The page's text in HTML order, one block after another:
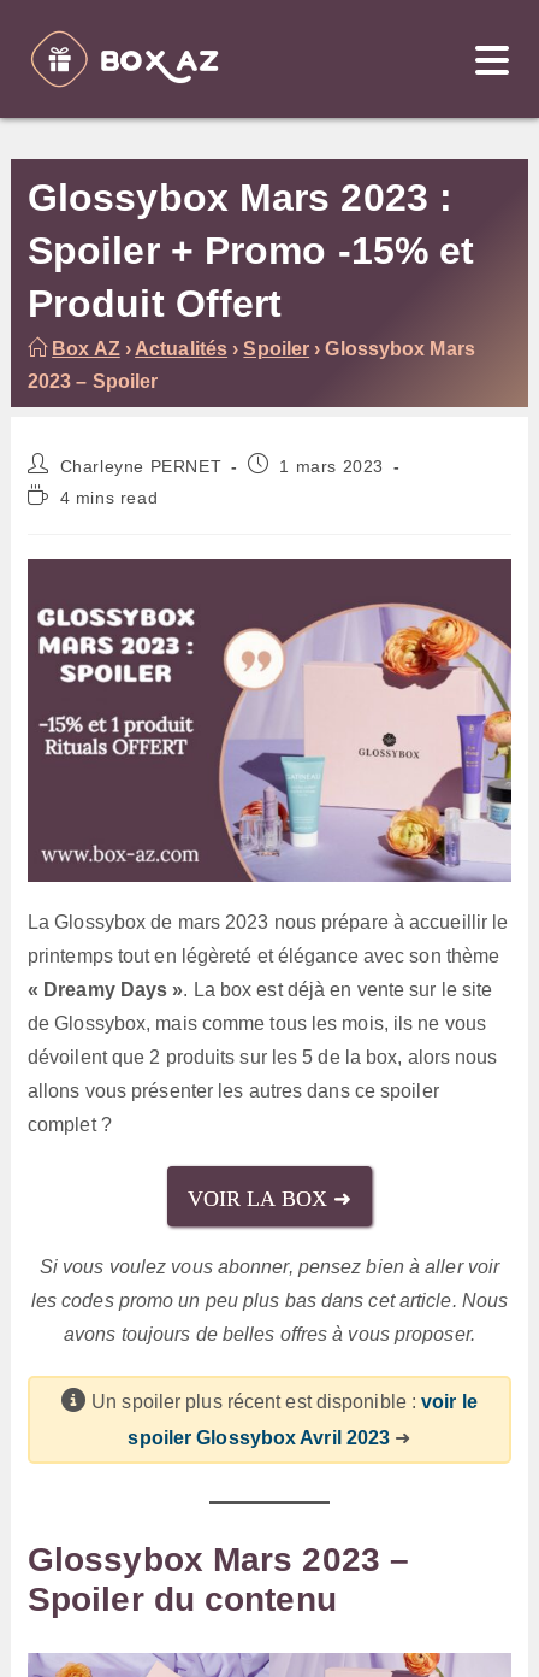
content
Glossybox Mars 2023 :
Spoiler + Promo -15% et
Produit Offert
Box AZ› Actualités ›Spoiler ›Glossybox Mars
2023 – Spoiler
Auteur/autrice
de
la
Charleyne PERNET
Publication
1 mars 2023
Temps4 mins read
La Glossybox de mars 2023 nous prépare à accueillir le
printemps tout en légèreté et élégance avec son thème
« Dreamy Days ». La box est déjà en vente sur le site
de Glossybox, mais comme tous les mois, ils ne vous
dévoilent que 2 produits sur les 5 de la box, alors nous
allons vous présenter les autres dans ce spoiler
complet ?
VOIR LA BOX ➜
Si vous voulez vous abonner, pensez bien à aller voir
les codes promo un peu plus bas dans cet article. Nous
avons toujours de belles offres à vous proposer.
Un spoiler plus récent est disponible :voir le
spoiler Glossybox Avril 2023 ➜
Glossybox Mars 2023 –
Spoiler du contenu